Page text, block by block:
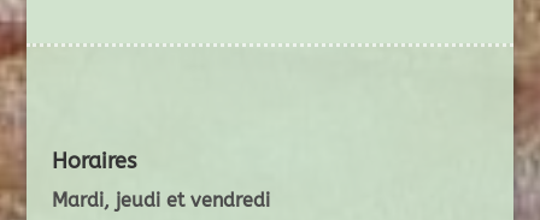
Horaires
Mardi, jeudi et vendredi